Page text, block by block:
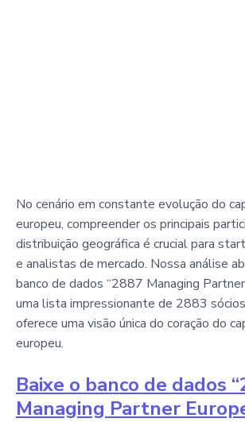
No cenário em constante evolução do
europeu, compreender os principais
distribuição geográfica é crucial para
e analistas de mercado. Nossa análise
banco de dados “2887 Managing
uma lista impressionante de 2883
oferece uma visão única do coração do
europeu.
Baixe o banco de dados
Managing Partner